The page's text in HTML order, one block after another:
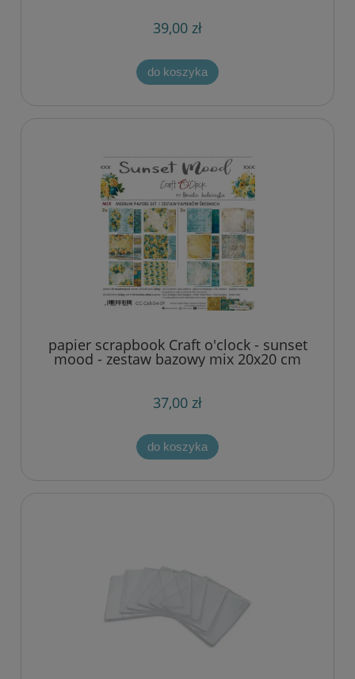
39,00 zł
do koszyka
papier scrapbook Craft o'clock - sunset
mood - zestaw bazowy mix 20x20 cm
37,00 zł
do koszyka